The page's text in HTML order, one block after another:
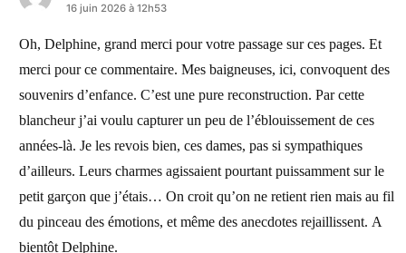
a
dit :
16 juin 2026 à 12h53
Oh, Delphine, grand merci pour votre passage sur ces pages. Et
merci pour ce commentaire. Mes baigneuses, ici, convoquent des
souvenirs d’enfance. C’est une pure reconstruction. Par cette
blancheur j’ai voulu capturer un peu de l’éblouissement de ces
années-là. Je les revois bien, ces dames, pas si sympathiques
d’ailleurs. Leurs charmes agissaient pourtant puissamment sur le
petit garçon que j’étais… On croit qu’on ne retient rien mais au fil
du pinceau des émotions, et même des anecdotes rejaillissent. A
bientôt Delphine.